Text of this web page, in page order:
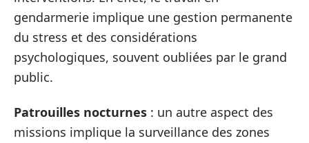
gendarmerie implique une gestion permanente
du stress et des considérations
psychologiques, souvent oubliées par le grand
public.
Patrouilles nocturnes : un autre aspect des
missions implique la surveillance des zones